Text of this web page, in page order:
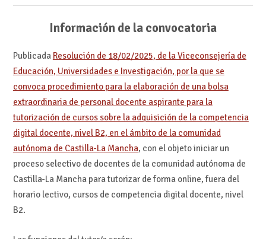
Información de la convocatoria
Publicada Resolución de 18/02/2025, de la Viceconsejería de
Educación, Universidades e Investigación, por la que se
convoca procedimiento para la elaboración de una bolsa
extraordinaria de personal docente aspirante para la
tutorización de cursos sobre la adquisición de la competencia
digital docente, nivel B2, en el ámbito de la comunidad
autónoma de Castilla-La Mancha, con el objeto iniciar un
proceso selectivo de docentes de la comunidad autónoma de
Castilla-La Mancha para tutorizar de forma online, fuera del
horario lectivo, cursos de competencia digital docente, nivel
B2.